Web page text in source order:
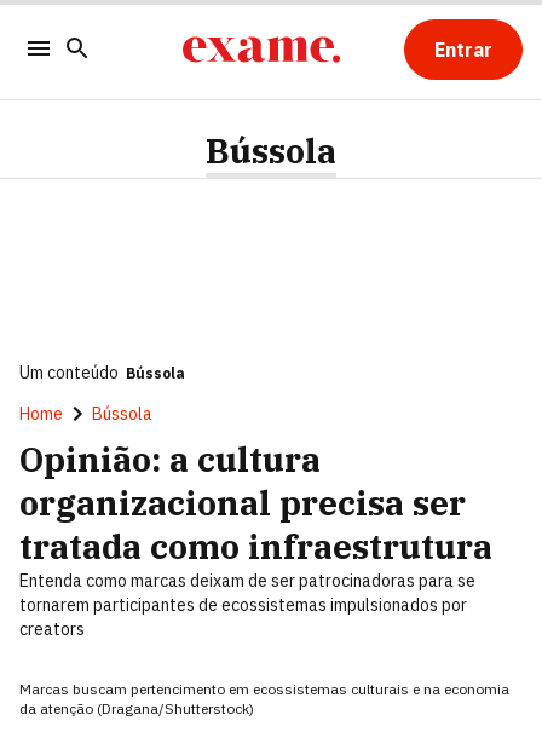
Entrar
Bússola
Um conteúdo Bússola
Home Bússola
Opinião: a cultura
organizacional precisa ser
tratada como infraestrutura
Entenda como marcas deixam de ser patrocinadoras para se
tornarem participantes de ecossistemas impulsionados por
creators
Marcas buscam pertencimento em ecossistemas culturais e na economia
da atenção (Dragana/Shutterstock)